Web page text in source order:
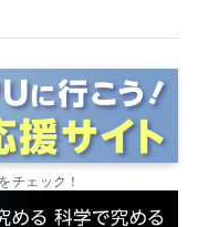
チェック！